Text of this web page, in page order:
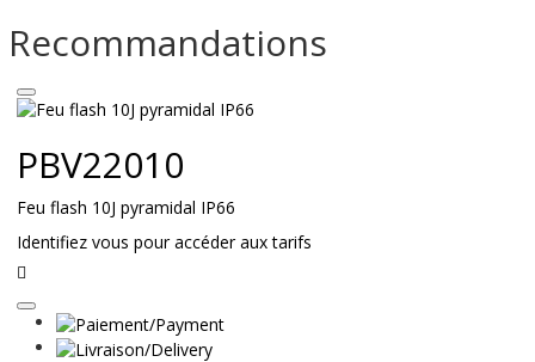
Recommandations
PBV22010
Feu flash 10J pyramidal IP66
Identifiez vous pour accéder aux tarifs
la
suite